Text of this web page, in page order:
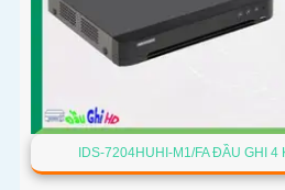
IDS-7204HUHI-M1/FA ĐẦU GHI